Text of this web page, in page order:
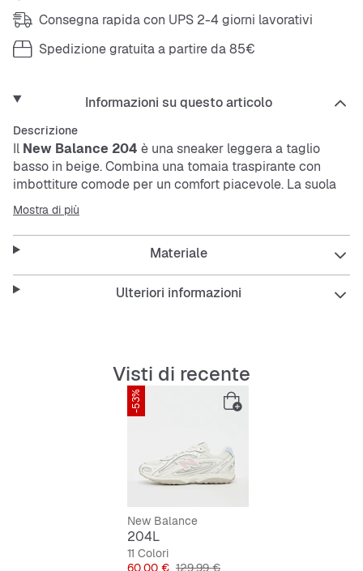
Consegna rapida con UPS 2-4 giorni lavorativi
Spedizione gratuita a partire da 85€
Informazioni su questo articolo
Descrizione
Il New Balance 204 è unasneaker leggera a taglio
basso in beige. Combina una tomaia traspirante con
imbottiture comode per un comfort piacevole. La suola
esterna è flessibile, resistente all'abrasione e antiscivolo,
garantendo una buona presa. Con i lacci puoi regolare la
calzata a tuo piacimento.
Features:
Materiale traspirante
Imbottiture comode
Antiscivolo per una presa sicura
Mostra di più
Materiale
Ulteriori informazioni
Visti di recente
-53%
New Balance
204L
11 Colori
Prezzo
60,00 € Prezzo originale
129,99 €